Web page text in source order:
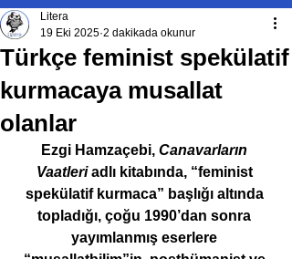
Türkçe feminist spekülatif
kurmacaya musallat
olanlar
Litera
19 Eki 2025 2 dakikada okunur
Ezgi Hamzaçebi, Canavarların
Vaatleri adlı kitabında, “feminist
spekülatif kurmaca” başlığı altında
topladığı, çoğu 1990’dan sonra
yayımlanmış eserlere